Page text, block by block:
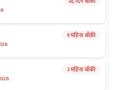
१ महिना बाँकी
२ महिना बाँकी